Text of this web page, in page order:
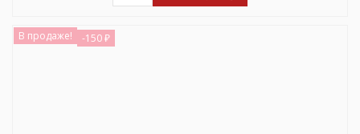
В продаже! -150 ₽